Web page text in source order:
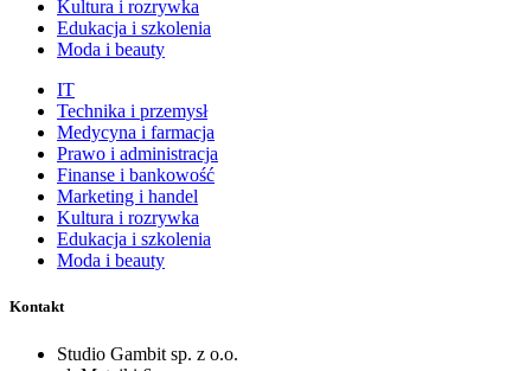
Kultura i rozrywka
Edukacja i szkolenia
Moda i beauty
IT
Technika i przemysł
Medycyna i farmacja
Prawo i administracja
Finanse i bankowość
Marketing i handel
Kultura i rozrywka
Edukacja i szkolenia
Moda i beauty
Kontakt
Studio Gambit sp. z o.o.